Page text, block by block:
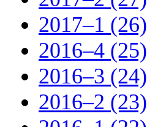
2017–1 (26)
2016–4 (25)
2016–3 (24)
2016–2 (23)